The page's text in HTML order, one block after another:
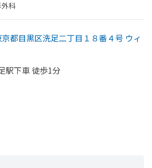
科
京都目黒区洗足二丁目１８番４号 ウィ
駅下車 徒歩1分